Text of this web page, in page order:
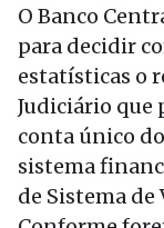
O Banco
para decidir
estatísticas o
Judiciário que
conta único
sistema
de Sistema de